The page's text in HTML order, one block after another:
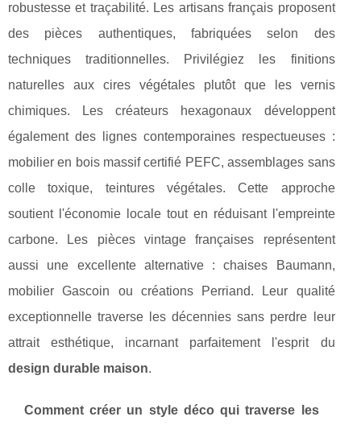
robustesse et traçabilité. Les artisans français proposent
des pièces authentiques, fabriquées selon des
techniques traditionnelles. Privilégiez les finitions
naturelles aux cires végétales plutôt que les vernis
chimiques. Les créateurs hexagonaux développent
également des lignes contemporaines respectueuses :
mobilier en bois massif certifié PEFC, assemblages sans
colle toxique, teintures végétales. Cette approche
soutient l'économie locale tout en réduisant l'empreinte
carbone. Les pièces vintage françaises représentent
aussi une excellente alternative : chaises Baumann,
mobilier Gascoin ou créations Perriand. Leur qualité
exceptionnelle traverse les décennies sans perdre leur
attrait esthétique, incarnant parfaitement l'esprit du
design durable maison.
Comment créer un style déco qui traverse les